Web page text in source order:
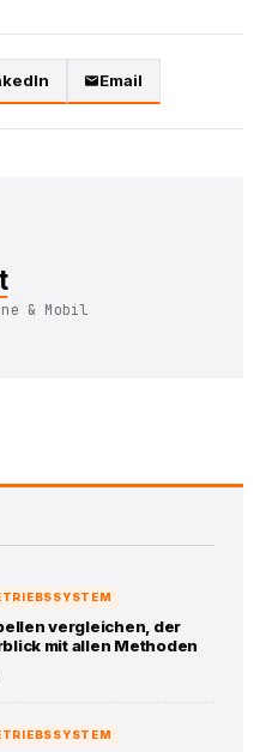
Email
& Mobil
vergleichen, der
mit allen Methoden